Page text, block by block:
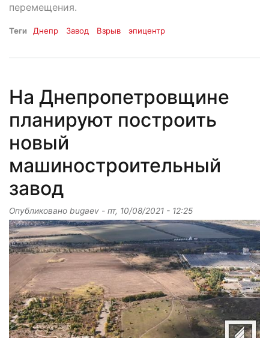
перемещения.
Теги Днепр Завод Взрыв эпицентр
На Днепропетровщине
планируют построить
новый
машиностроительный
завод
Опубликовано bugaev - пт, 10/08/2021 - 12:25